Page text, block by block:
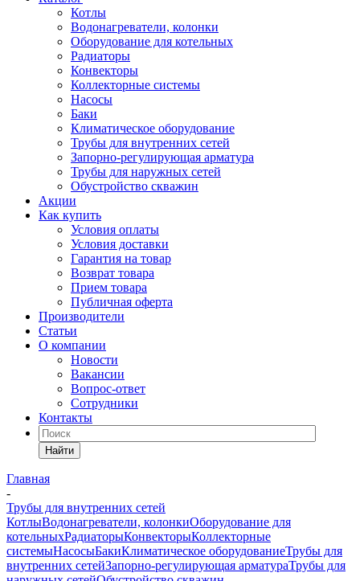
Котлы
Водонагреватели, колонки
Оборудование для котельных
Радиаторы
Конвекторы
Коллекторные системы
Насосы
Баки
Климатическое оборудование
Трубы для внутренних сетей
Запорно-регулирующая арматура
Трубы для наружных сетей
Обустройство скважин
Акции
Как купить
Условия оплаты
Условия доставки
Гарантия на товар
Возврат товара
Прием товара
Публичная оферта
Производители
Статьи
О компании
Новости
Вакансии
Вопрос-ответ
Сотрудники
Контакты
Найти
Главная
-
Трубы для внутренних сетей
КотлыВодонагреватели, колонкиОборудование для
котельныхРадиаторыКонвекторыКоллекторные
системыНасосыБакиКлиматическое оборудованиеТрубы для
внутренних сетейЗапорно-регулирующая арматураТрубы для